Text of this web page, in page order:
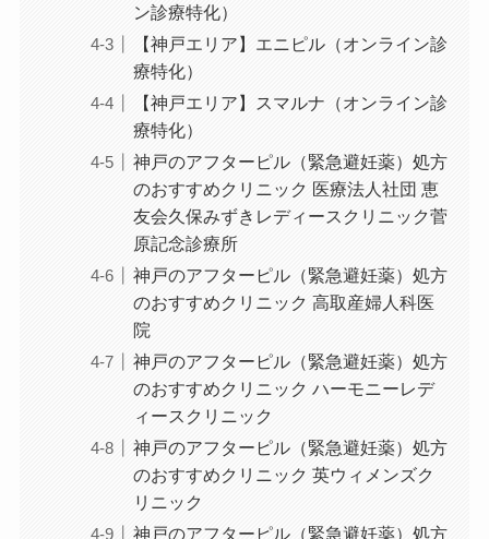
ン診療特化）
【神戸エリア】エニピル（オンライン診
療特化）
【神戸エリア】スマルナ（オンライン診
療特化）
神戸のアフターピル（緊急避妊薬）処方
のおすすめクリニック 医療法人社団 恵
友会久保みずきレディースクリニック菅
原記念診療所
神戸のアフターピル（緊急避妊薬）処方
のおすすめクリニック 高取産婦人科医
院
神戸のアフターピル（緊急避妊薬）処方
のおすすめクリニック ハーモニーレデ
ィースクリニック
神戸のアフターピル（緊急避妊薬）処方
のおすすめクリニック 英ウィメンズク
リニック
神戸のアフターピル（緊急避妊薬）処方